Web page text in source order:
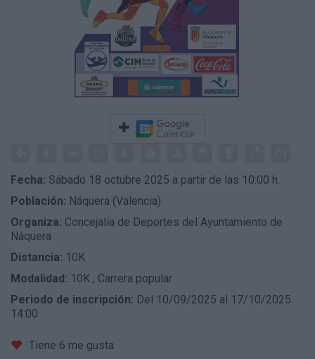
Fecha: Sábado 18 octubre 2025 a partir de las 10:00 h.
Población: Náquera (Valencia)
Organiza: Concejalía de Deportes del Ayuntamiento de
Náquera
Distancia: 10K
Modalidad: 10K , Carrera popular
Periodo de inscripción: Del 10/09/2025 al 17/10/2025
14:00
Tiene 6 me gusta.